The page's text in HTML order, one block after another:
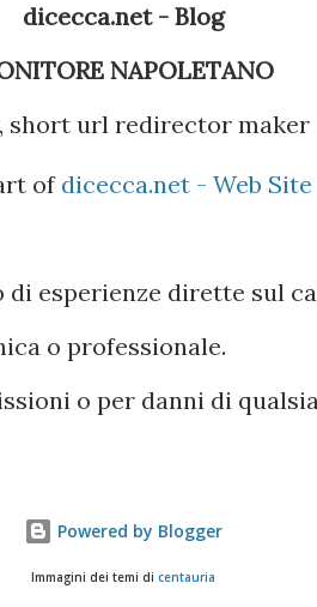
dicecca.net - Blog
NAPOLETANO
short url redirector maker
of dicecca.net - Web Site
esperienze dirette sul
o professionale.
o per danni di
Powered by Blogger
Immagini dei temi di centauria